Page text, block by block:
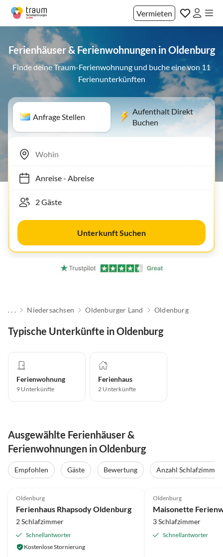
Vermieten
Ferienhäuser & Ferienwohnungen in Oldenburg
Finde deine Traum-Ferienwohnung und buche eine von 11
Ferienunterkünften
Anfrage Stellen
Aufenthalt Direkt
Buchen
Anreise- Abreise
Unterkunft Suchen
. . . Niedersachsen Oldenburger Land Oldenburg
Typische Unterkünfte in Oldenburg
Ferienwohnung
9 Unterkünfte
Ferienhaus
2 Unterkünfte
Ausgewählte Ferienhäuser &
Ferienwohnungen in Oldenburg
Empfohlen Gäste Bewertung
Anzahl Schlafzimmer
Oldenburg
Ferienhaus Rhapsody Oldenburg
2 Schlafzimmer
Schnellantworter
Kostenlose Stornierung
Oldenburg
3 Schlafzimmer
Schnellantworter